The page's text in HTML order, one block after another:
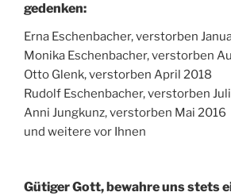
gedenken:
Erna Eschenbacher, verstorben
Monika Eschenbacher, verstorben
Otto Glenk, verstorben April 2018
Rudolf Eschenbacher, verstorben
Anni Jungkunz, verstorben Mai 2016
und weitere vor Ihnen
Gütiger Gott, bewahre uns stets